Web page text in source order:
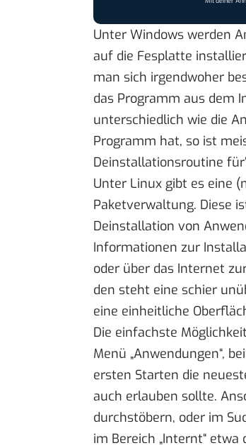
Unter Windows werden
auf die Fesplatte
man sich irgendwoher
das Programm aus dem
unterschiedlich wie die
Programm hat, so ist
Deinstallationsroutine
Unter Linux gibt es eine
Paketverwaltung. Diese
Deinstallation von
Informationen zur
oder über das Internet
den steht eine schier
eine einheitliche
Die einfachste
Menü „Anwendungen“,
ersten Starten die
auch erlauben sollte.
durchstöbern, oder im
im Bereich „Internt“ etwa